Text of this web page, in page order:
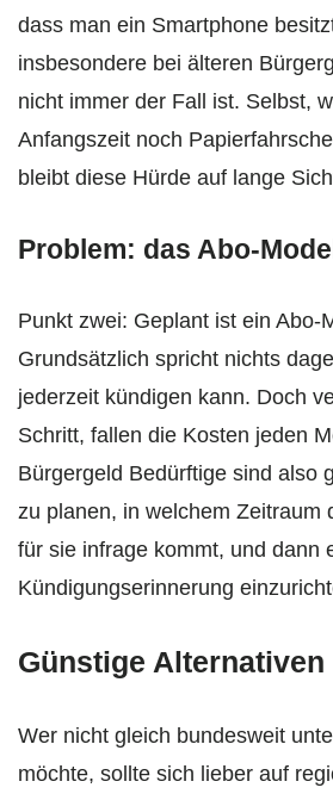
dass man ein Smartphone
insbesondere bei älteren
nicht immer der Fall ist. Selbst,
Anfangszeit noch
bleibt diese Hürde auf lange
Problem: das Abo-Modell
Punkt zwei: Geplant ist ein Abo-
Grundsätzlich spricht nichts
jederzeit kündigen kann. Doch
Schritt, fallen die Kosten jeden
Bürgergeld Bedürftige sind also
zu planen, in welchem Zeitraum
für sie infrage kommt, und dann
Kündigungserinnerung
Günstige Alternativen
Wer nicht gleich bundesweit
möchte, sollte sich lieber auf